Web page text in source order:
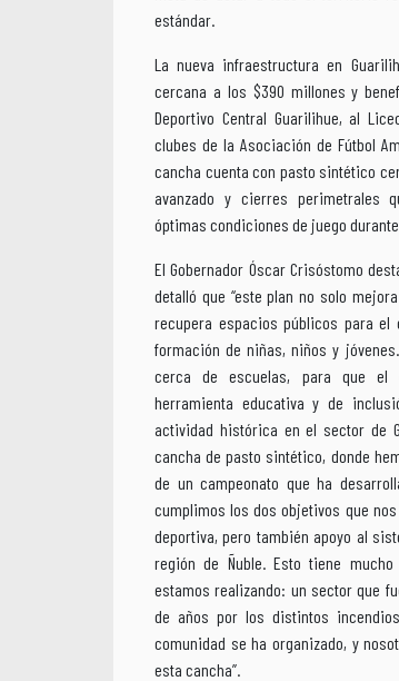
estándar.
La nueva infraestructura en
cercana a los $390 millones y
Deportivo Central Guarilihue, al
clubes de la Asociación de Fútbol
cancha cuenta con pasto sintético
avanzado y cierres perimetrales
óptimas condiciones de juego durante
El Gobernador Óscar Crisóstomo
detalló que “este plan no solo
recupera espacios públicos para el
formación de niñas, niños y
cerca de escuelas, para que el
herramienta educativa y de
actividad histórica en el sector de
cancha de pasto sintético, donde
de un campeonato que ha
cumplimos los dos objetivos que
deportiva, pero también apoyo al
región de Ñuble. Esto tiene
estamos realizando: un sector que
de años por los distintos
comunidad se ha organizado, y
esta cancha”.